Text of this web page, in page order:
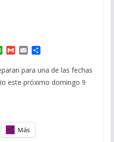
W
a
t
s
G
a
l
E
a
l
C
m
a
para una de las fechas
este próximo domingo 9
Más